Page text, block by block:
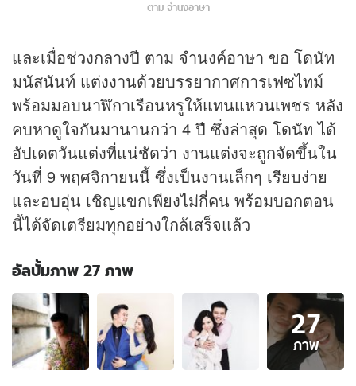
ตาม จำนงอาษา
และเมื่อช่วงกลางปี ตาม จำนงค์อาษา ขอ โดนัท
มนัสนันท์ แต่งงานด้วยบรรยากาศการเฟซไทม์
พร้อมมอบนาฬิกาเรือนหรูให้แทนแหวนเพชร หลัง
คบหาดูใจกันมานานกว่า 4 ปี ซึ่งล่าสุด โดนัท ได้
อัปเดตวันแต่งที่แน่ชัดว่า งานแต่งจะถูกจัดขึ้นใน
วันที่ 9 พฤศจิกายนนี้ ซึ่งเป็นงานเล็กๆ เรียบง่าย
และอบอุ่น เชิญแขกเพียงไม่กี่คน พร้อมบอกตอน
นี้ได้จัดเตรียมทุกอย่างใกล้เสร็จแล้ว
อัลบั้มภาพ 27 ภาพ
อัลบั้ม
ภาพ
27
ภาพ
ของ
27
ภาพ